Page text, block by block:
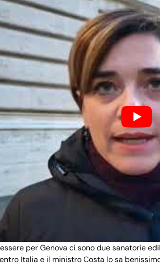
per Genova ci sono due sanatorie
Italia e il ministro Costa lo sa